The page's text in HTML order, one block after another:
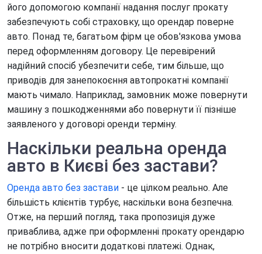
Оренда авто на захід
Оренда авто на місяць
Оренда авто на рік
Оренда автомобілів на День народження
Оренда автомобіля в аеропорту Бориспіль
Оренда автомобіля в аеропорту Жуляни
Оренда електромобіля
Оренда машини на тиждень
Погодинна оренда автомобіля
Додаткові послуги оренди автомобілів
його допомогою компанії надання послуг прокату
забезпечують собі страховку, що орендар поверне
авто. Понад те, багатьом фірм це обов'язкова умова
перед оформленням договору. Це перевірений
надійний спосіб убезпечити себе, тим більше, що
приводів для занепокоєння автопрокатні компанії
мають чимало. Наприклад, замовник може повернути
машину з пошкодженнями або повернути її пізніше
заявленого у договорі оренди терміну.
Наскільки реальна оренда
авто в Києві без застави?
Оренда авто без застави - це цілком реально. Але
більшість клієнтів турбує, наскільки вона безпечна.
Отже, на перший погляд, така пропозиція дуже
приваблива, адже при оформленні прокату орендарю
не потрібно вносити додаткові платежі. Однак,